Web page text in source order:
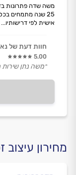
משה שדה פתרונות
25 שנה מתמחים
אישית לפי דרישותיו...
חוות דעת של
5.00
״משה נתן שירות
מחירון עיצוב